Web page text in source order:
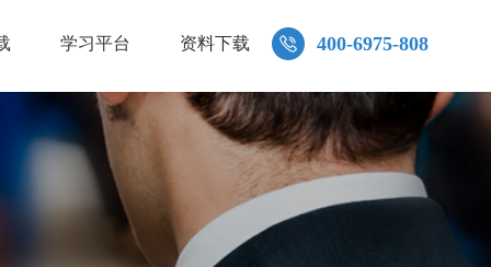
学习平台 资料下载 400-6975-808